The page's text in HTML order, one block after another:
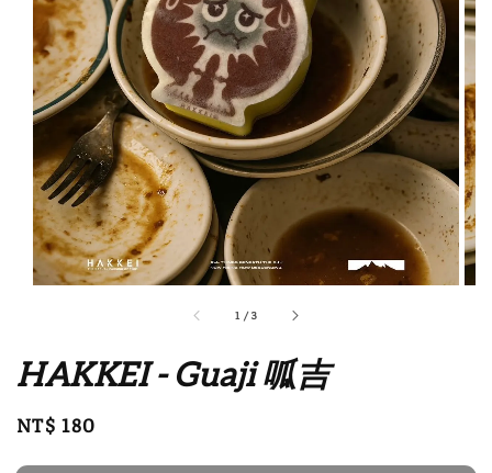
1 /3
HAKKEI - Guaji 呱吉
Regular
NT$ 180